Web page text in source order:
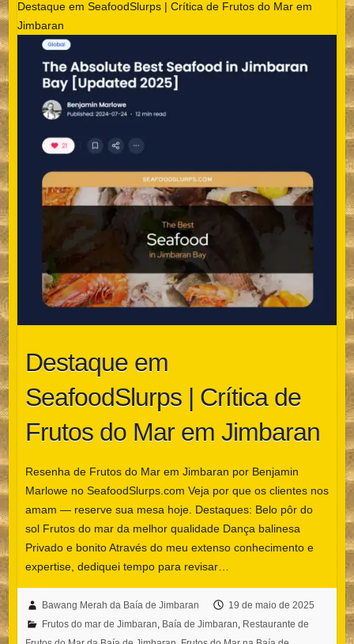
Destaque em SeafoodSlurps | Crítica de Frutos do Mar em
Jimbaran
Destaque em
SeafoodSlurps | Crítica de
Frutos do Mar em Jimbaran
Resenha de Frutos do Mar em Jimbaran por Benjamin
Marlowe no SeafoodSlurps.com Veja por que os clientes nos
amam — reserve sua mesa hoje. Destaques: Belo pôr do
sol Frutos do mar da melhor qualidade Dança balinesa
Privado e bonito Através do meu extenso conhecimento e
expertise, dediquei tempo para revisar…
Bawang Merah da Baía de Jimbaran
19 de maio de 2025
Frutos do mar de Jimbaran, Baía de Jimbaran, Restaurante de